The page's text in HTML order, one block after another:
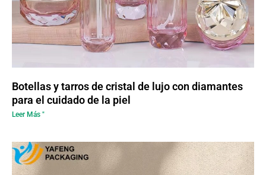
Botellas y tarros de cristal de lujo con diamantes
para el cuidado de la piel
Leer Más "